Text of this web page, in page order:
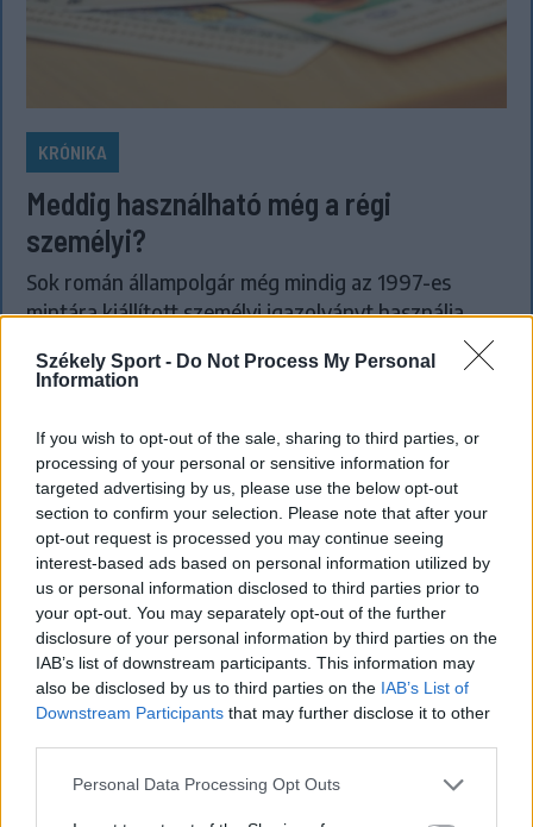
Székely Sport - Do Not Process My Personal
Information
If you wish to opt-out of the sale, sharing to third parties, or
processing of your personal or sensitive information for
targeted advertising by us, please use the below opt-out
section to confirm your selection. Please note that after your
opt-out request is processed you may continue seeing
interest-based ads based on personal information utilized by
us or personal information disclosed to third parties prior to
your opt-out. You may separately opt-out of the further
disclosure of your personal information by third parties on the
IAB’s list of downstream participants. This information may
also be disclosed by us to third parties on the IAB’s List of
Downstream Participants that may further disclose it to other
Personal Data Processing Opt Outs
KRÓNIKA
Meddig használható még a régi
személyi?
Sok román állampolgár még mindig az 1997-es
mintára kiállított személyi igazolványt használja,
azonban ezt fokozatosan kivonják a forgalomból,
amint az új elektronikus és egyszerű személyi